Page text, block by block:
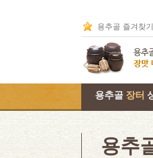
용추골 즐겨찾
용추골 장터
용추